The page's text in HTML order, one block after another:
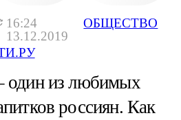
16:24
13.12.2019
ОБЩЕСТВО
один из любимых
россиян. Как